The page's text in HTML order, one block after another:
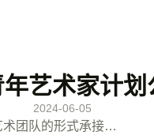
艺术家计划
2024-06-05
术团队的形式承接…